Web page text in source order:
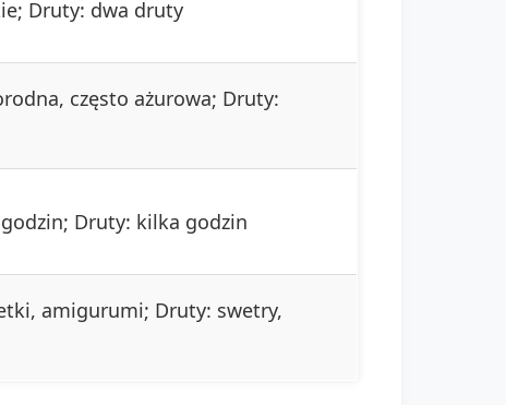
Druty: dwa druty
często ażurowa; Druty:
Druty: kilka godzin
amigurumi; Druty: swetry,